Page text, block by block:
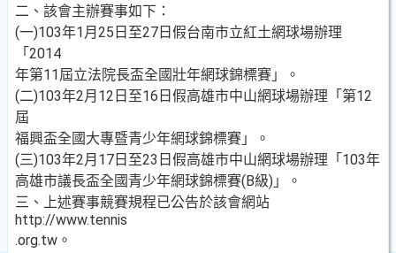
二、該會主辦賽事如下：
(一)103年1月25日至27日假台南市立紅土網球場辦理
「2014
年第11屆立法院長盃全國壯年網球錦標賽」。
(二)103年2月12日至16日假高雄市中山網球場辦理「第12
屆
福興盃全國大專暨青少年網球錦標賽」。
(三)103年2月17日至23日假高雄市中山網球場辦理「103年
高雄市議長盃全國青少年網球錦標賽(B級)」。
三、上述賽事競賽規程已公告於該會網站
http://www.tennis
.org.tw。